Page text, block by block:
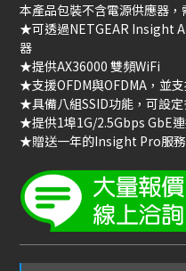
本產品包裝不含電源供應器，
★可透過NETGEAR Insight
器
★提供AX36000 雙頻WiFi
★支援OFDM與OFDMA，並
★具備八組SSID功能，可設定
★提供1埠1G/2.5Gbps GbE
★贈送一年的Insight Pro服務